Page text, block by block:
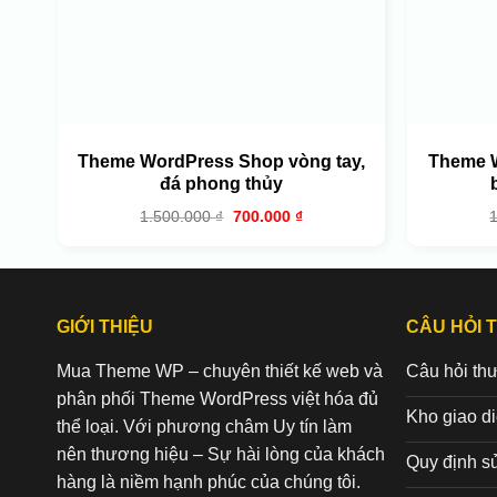
HOT
Theme WordPress Shop vòng tay,
đá phong thủy
1.500.000₫ Giá
700.000 ₫Giá
Theme
GIỚI THIỆU
Mua Theme WP – chuyên thiết kế web và
phân phối Theme WordPress việt hóa đủ
thể loại. Với phương châm Uy tín làm
nên thương hiệu – Sự hài lòng của khách
hàng là niềm hạnh phúc của chúng tôi.
CÂU HỎI
Câu hỏi
Kho giao
Quy định